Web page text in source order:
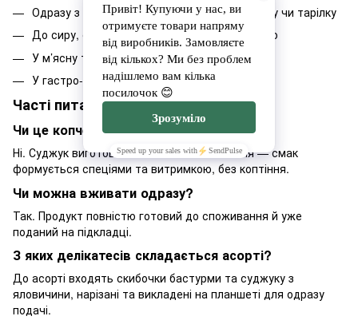
Одразу з планшета або перекласти на дошку чи тарілку
До сиру, оливок, хліба з хрусткою скоринкою
У м’ясну тарілку з соусами чи зеленню
У гастро-сет або бокс до вина
Часті питання
Чи це копчений продукт?
Ні. Суджук виготовляється шляхом в’ялення — смак
формується спеціями та витримкою, без коптіння.
Чи можна вживати одразу?
Так. Продукт повністю готовий до споживання й уже
поданий на підкладці.
З яких делікатесів складається асорті?
До асорті входять скибочки бастурми та суджуку з
яловичини, нарізані та викладені на планшеті для одразу
подачі.